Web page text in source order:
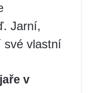
Jarní,
své vlastní
v